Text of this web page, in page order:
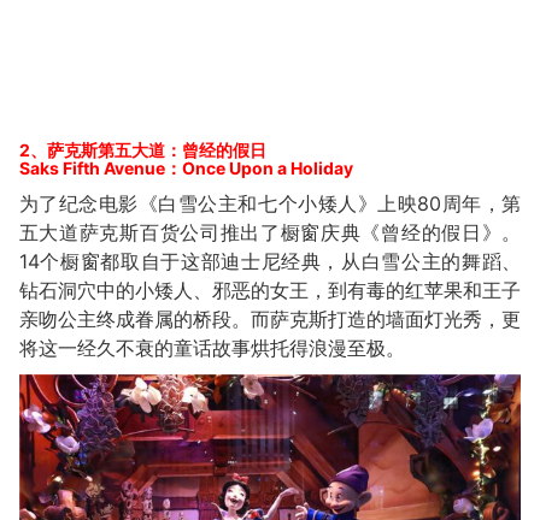
2、萨克斯第五大道：曾经的假日
Saks Fifth Avenue：Once Upon a Holiday
为了纪念电影《白雪公主和七个小矮人》上映80周年，第
五大道萨克斯百货公司推出了橱窗庆典《曾经的假日》。
14个橱窗都取自于这部迪士尼经典，从白雪公主的舞蹈、
钻石洞穴中的小矮人、邪恶的女王，到有毒的红苹果和王子
亲吻公主终成眷属的桥段。而萨克斯打造的墙面灯光秀，更
将这一经久不衰的童话故事烘托得浪漫至极。